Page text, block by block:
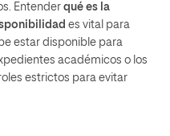
Entender qué es la
es vital para
estar disponible para
académicos o los
estrictos para evitar